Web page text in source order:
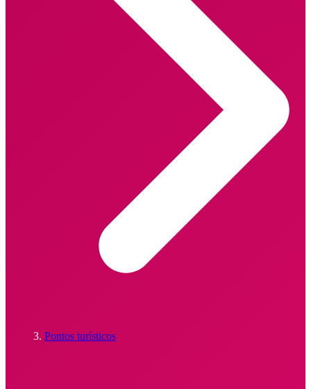
Pontos turísticos